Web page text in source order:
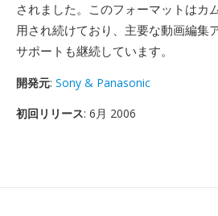
されました。このフォーマットはカ
用され続けており、主要な動画編集
サポートも継続しています。
開発元: Sony & Panasonic
初回リリース: 6月 2006